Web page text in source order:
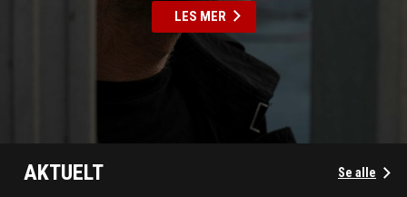
LES MER
AKTUELT Se alle